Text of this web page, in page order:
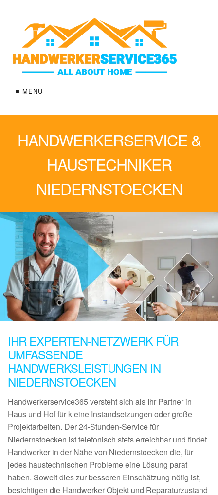
≡ MENU
HANDWERKERSERVICE &
HAUSTECHNIKER
NIEDERNSTOECKEN
IHR EXPERTEN-NETZWERK FÜR
UMFASSENDE
HANDWERKSLEISTUNGEN IN
NIEDERNSTOECKEN
Handwerkerservice365 versteht sich als Ihr Partner in
Haus und Hof für kleine Instandsetzungen oder große
Projektarbeiten. Der 24-Stunden-Service für
Niedernstoecken ist telefonisch stets erreichbar und findet
Handwerker in der Nähe von Niedernstoecken die, für
jedes haustechnischen Probleme eine Lösung parat
haben. Soweit dies zur besseren Einschätzung nötig ist,
besichtigen die Handwerker Objekt und Reparaturzustand